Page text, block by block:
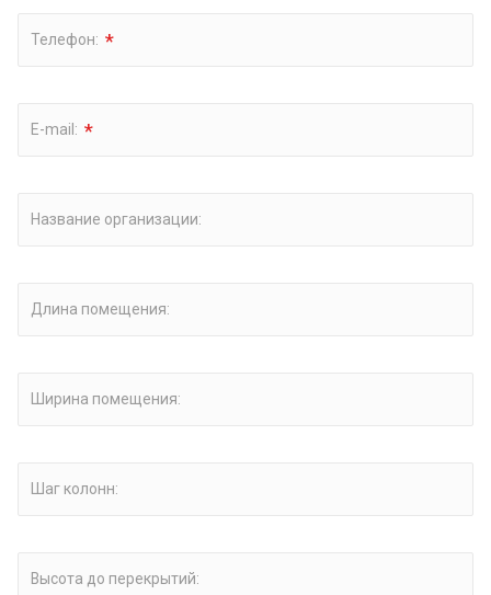
Телефон: *
E-mail: *
Название организации:
Длина помещения:
Ширина помещения:
Шаг колонн:
Высота до перекрытий: